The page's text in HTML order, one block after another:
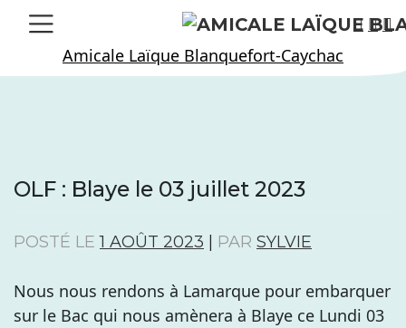
Skip
Amicale Laïque Blanquefort-Caychac
OLF : Blaye le 03 juillet 2023
POSTÉ LE1 AOÛT 2023 PAR SYLVIE
Nous nous rendons à Lamarque pour embarquer
sur le Bac qui nous amènera à Blaye ce Lundi 03